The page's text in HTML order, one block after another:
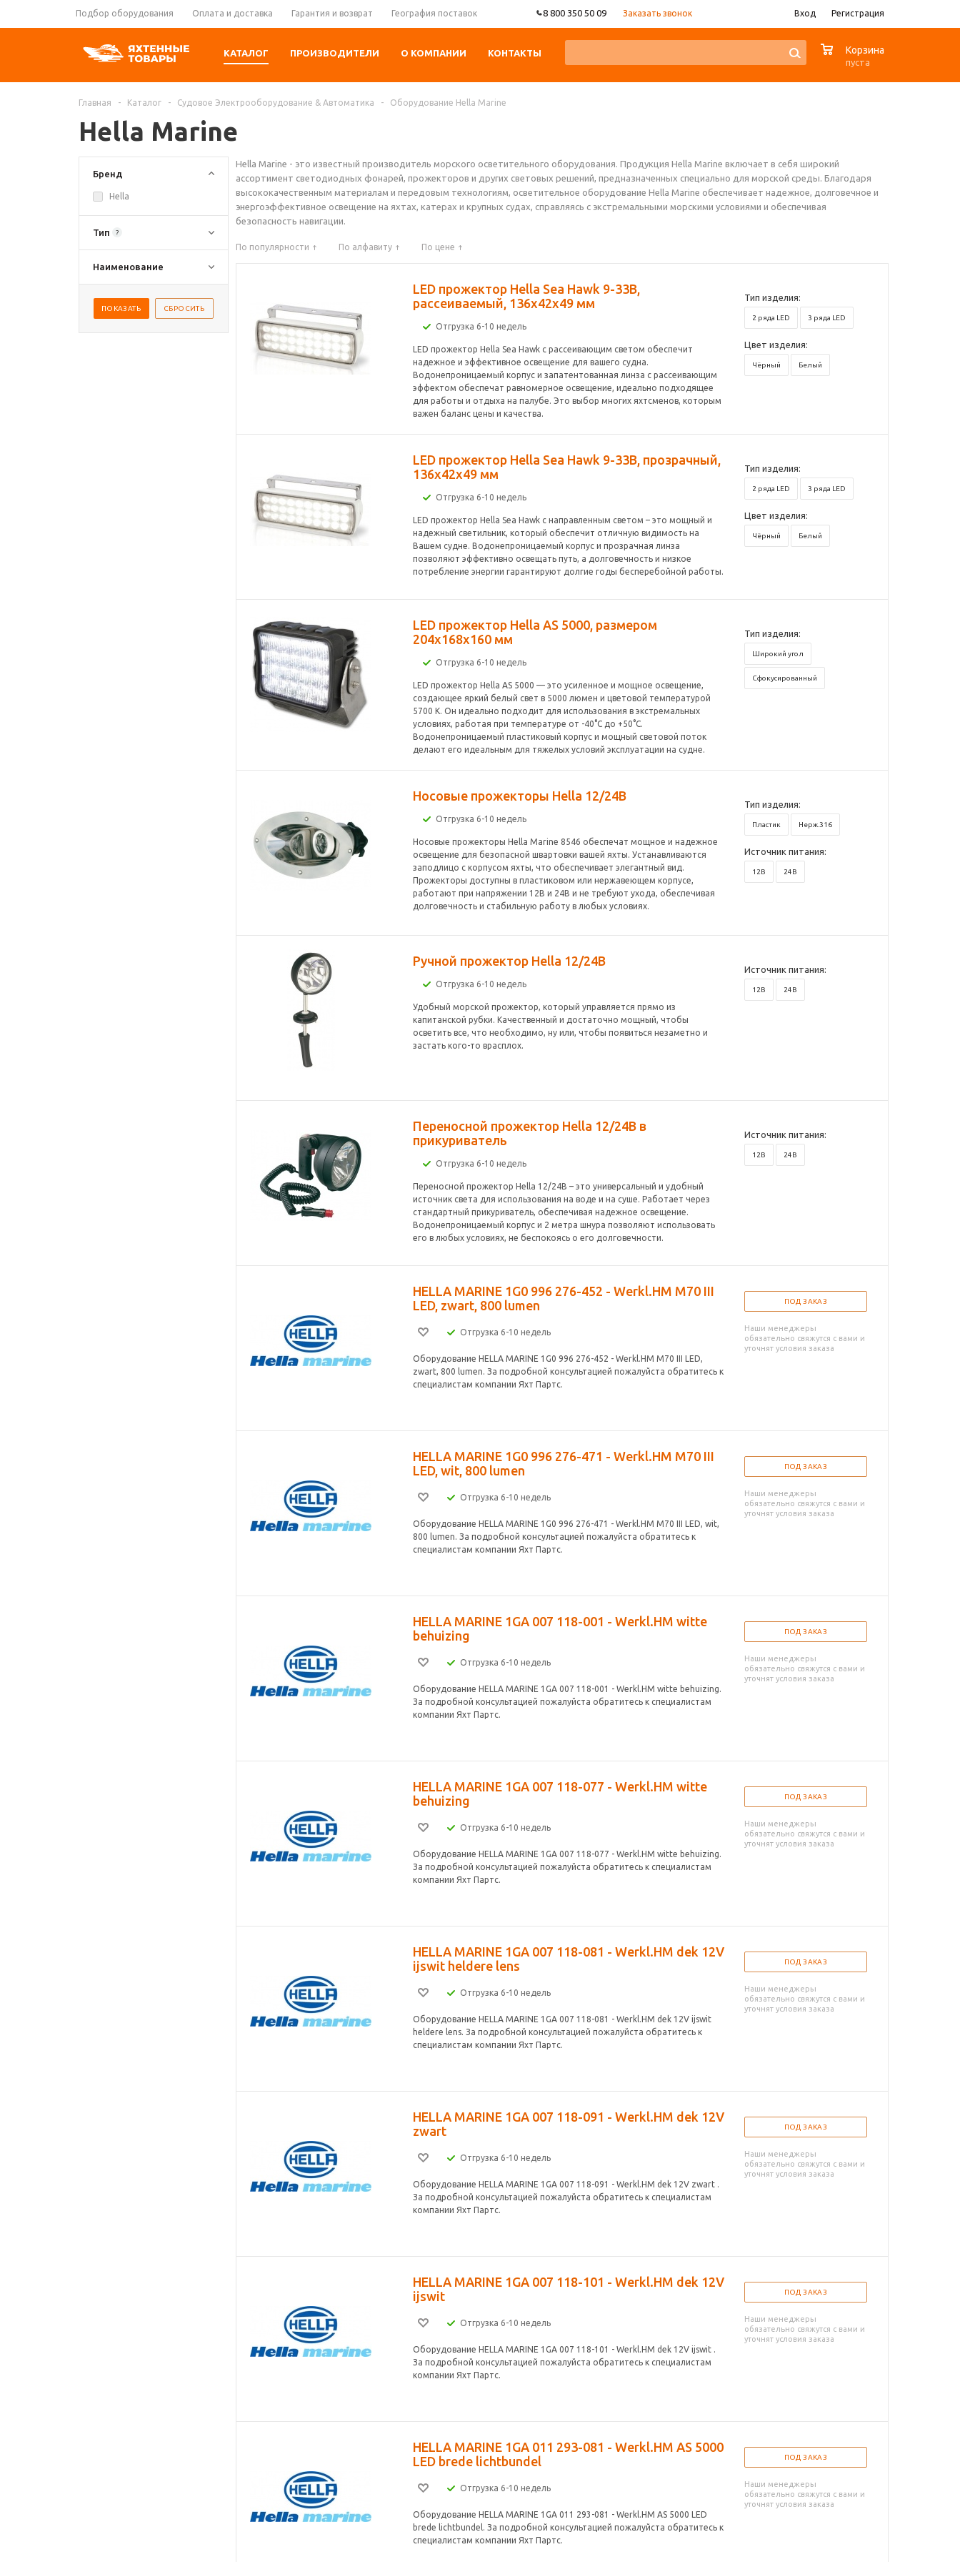
Подбор оборудования Оплата и доставка Гарантия и возврат География поставок 8 800 350 50 09 Заказать звонок Вход Регистрация
КАТАЛОГ ПРОИЗВОДИТЕЛИ О КОМПАНИИ КОНТАКТЫ Корзина
пуста
Главная - Каталог - Судовое Электрооборудование & Автоматика - Оборудование Hella Marine
Hella Marine
Бренд
Hella
Тип ?
Наименование
Hella Marine - это известный производитель морского осветительного оборудования. Продукция Hella Marine включает в себя широкий
ассортимент светодиодных фонарей, прожекторов и других световых решений, предназначенных специально для морской среды. Благодаря
высококачественным материалам и передовым технологиям, осветительное оборудование Hella Marine обеспечивает надежное, долговечное и
энергоэффективное освещение на яхтах, катерах и крупных судах, справляясь с экстремальными морскими условиями и обеспечивая
безопасность навигации.
По популярности По алфавиту По цене
LED прожектор Hella Sea Hawk 9-33В,
рассеиваемый, 136x42x49 мм
Отгрузка 6-10 недель
LED прожектор Hella Sea Hawk с рассеивающим светом обеспечит
надежное и эффективное освещение для вашего судна.
Водонепроницаемый корпус и запатентованная линза с рассеивающим
эффектом обеспечат равномерное освещение, идеально подходящее
для работы и отдыха на палубе. Это выбор многих яхтсменов, которым
важен баланс цены и качества.
Тип изделия:
2 ряда LED 3 ряда LED
Цвет изделия:
Чёрный Белый
LED прожектор Hella Sea Hawk 9-33В, прозрачный,
136x42x49 мм
Отгрузка 6-10 недель
LED прожектор Hella Sea Hawk с направленным светом – это мощный и
надежный светильник, который обеспечит отличную видимость на
Вашем судне. Водонепроницаемый корпус и прозрачная линза
позволяют эффективно освещать путь, а долговечность и низкое
потребление энергии гарантируют долгие годы бесперебойной работы.
Тип изделия:
2 ряда LED 3 ряда LED
Цвет изделия:
Чёрный Белый
LED прожектор Hella AS 5000, размером
204x168x160 мм
Отгрузка 6-10 недель
LED прожектор Hella AS 5000 — это усиленное и мощное освещение,
создающее яркий белый свет в 5000 люмен и цветовой температурой
5700 К. Он идеально подходит для использования в экстремальных
условиях, работая при температуре от -40°C до +50°C.
Водонепроницаемый пластиковый корпус и мощный световой поток
делают его идеальным для тяжелых условий эксплуатации на судне.
Тип изделия:
Широкий угол
Сфокусированный
Носовые прожекторы Hella 12/24В
Отгрузка 6-10 недель
Носовые прожекторы Hella Marine 8546 обеспечат мощное и надежное
освещение для безопасной швартовки вашей яхты. Устанавливаются
заподлицо с корпусом яхты, что обеспечивает элегантный вид.
Прожекторы доступны в пластиковом или нержавеющем корпусе,
работают при напряжении 12В и 24В и не требуют ухода, обеспечивая
долговечность и стабильную работу в любых условиях.
Тип изделия:
Пластик Нерж.316
Источник питания:
12В 24В
Ручной прожектор Hella 12/24В
Отгрузка 6-10 недель
Удобный морской прожектор, который управляется прямо из
капитанской рубки. Качественный и достаточно мощный, чтобы
осветить все, что необходимо, ну или, чтобы появиться незаметно и
застать кого-то врасплох.
Источник питания:
12В 24В
Переносной прожектор Hella 12/24В в
прикуриватель
Отгрузка 6-10 недель
Переносной прожектор Hella 12/24В – это универсальный и удобный
источник света для использования на воде и на суше. Работает через
стандартный прикуриватель, обеспечивая надежное освещение.
Водонепроницаемый корпус и 2 метра шнура позволяют использовать
его в любых условиях, не беспокоясь о его долговечности.
Источник питания:
12В 24В
HELLA MARINE 1G0 996 276-452 - Werkl.HM M70 III
LED, zwart, 800 lumen
Отгрузка 6-10 недель
Оборудование HELLA MARINE 1G0 996 276-452 - Werkl.HM M70 III LED,
zwart, 800 lumen. За подробной консультацией пожалуйста обратитесь к
специалистам компании Яхт Партс.
ПОД ЗАКАЗ
Наши менеджеры
обязательно свяжутся с вами и
уточнят условия заказа
HELLA MARINE 1G0 996 276-471 - Werkl.HM M70 III
LED, wit, 800 lumen
Отгрузка 6-10 недель
Оборудование HELLA MARINE 1G0 996 276-471 - Werkl.HM M70 III LED, wit,
800 lumen. За подробной консультацией пожалуйста обратитесь к
специалистам компании Яхт Партс.
ПОД ЗАКАЗ
Наши менеджеры
обязательно свяжутся с вами и
уточнят условия заказа
HELLA MARINE 1GA 007 118-001 - Werkl.HM witte
behuizing
Отгрузка 6-10 недель
Оборудование HELLA MARINE 1GA 007 118-001 - Werkl.HM witte behuizing.
За подробной консультацией пожалуйста обратитесь к специалистам
компании Яхт Партс.
ПОД ЗАКАЗ
Наши менеджеры
обязательно свяжутся с вами и
уточнят условия заказа
HELLA MARINE 1GA 007 118-077 - Werkl.HM witte
behuizing
Отгрузка 6-10 недель
Оборудование HELLA MARINE 1GA 007 118-077 - Werkl.HM witte behuizing.
За подробной консультацией пожалуйста обратитесь к специалистам
компании Яхт Партс.
ПОД ЗАКАЗ
Наши менеджеры
обязательно свяжутся с вами и
уточнят условия заказа
HELLA MARINE 1GA 007 118-081 - Werkl.HM dek 12V
ijswit heldere lens
Отгрузка 6-10 недель
Оборудование HELLA MARINE 1GA 007 118-081 - Werkl.HM dek 12V ijswit
heldere lens. За подробной консультацией пожалуйста обратитесь к
специалистам компании Яхт Партс.
ПОД ЗАКАЗ
Наши менеджеры
обязательно свяжутся с вами и
уточнят условия заказа
HELLA MARINE 1GA 007 118-091 - Werkl.HM dek 12V
zwart
Отгрузка 6-10 недель
Оборудование HELLA MARINE 1GA 007 118-091 - Werkl.HM dek 12V zwart .
За подробной консультацией пожалуйста обратитесь к специалистам
компании Яхт Партс.
ПОД ЗАКАЗ
Наши менеджеры
обязательно свяжутся с вами и
уточнят условия заказа
HELLA MARINE 1GA 007 118-101 - Werkl.HM dek 12V
ijswit
Отгрузка 6-10 недель
Оборудование HELLA MARINE 1GA 007 118-101 - Werkl.HM dek 12V ijswit .
За подробной консультацией пожалуйста обратитесь к специалистам
компании Яхт Партс.
ПОД ЗАКАЗ
Наши менеджеры
обязательно свяжутся с вами и
уточнят условия заказа
HELLA MARINE 1GA 011 293-081 - Werkl.HM AS 5000
LED brede lichtbundel
Отгрузка 6-10 недель
Оборудование HELLA MARINE 1GA 011 293-081 - Werkl.HM AS 5000 LED
brede lichtbundel. За подробной консультацией пожалуйста обратитесь к
специалистам компании Яхт Партс.
ПОД ЗАКАЗ
Наши менеджеры
обязательно свяжутся с вами и
уточнят условия заказа